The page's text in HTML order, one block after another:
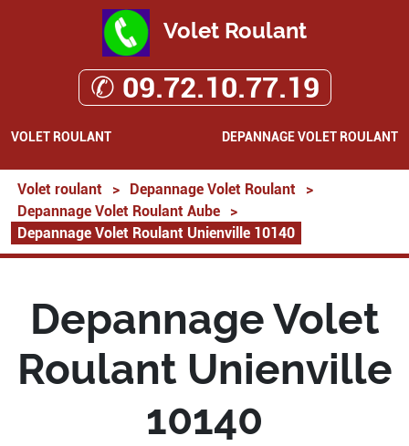
Volet Roulant
✆ 09.72.10.77.19
VOLET ROULANT DEPANNAGE VOLET ROULANT
Volet roulant > Depannage Volet Roulant
>
Depannage Volet Roulant Aube
>
Depannage Volet Roulant Unienville 10140
Depannage Volet
Roulant Unienville
10140